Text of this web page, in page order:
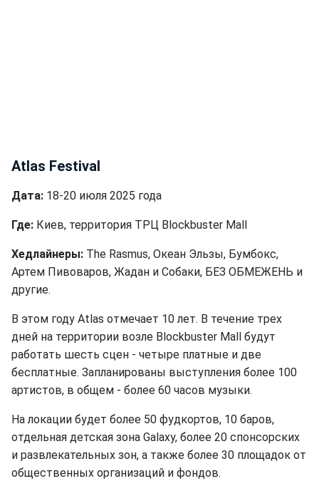
Atlas Festival
Дата: 18-20 июля 2025 года
Где: Киев, территория ТРЦ Blockbuster Mall
Хедлайнеры: The Rasmus, Океан Эльзы, Бумбокс,
Артем Пивоваров, Жадан и Собаки, БЕЗ ОБМЕЖЕНЬ и
другие.
В этом году Atlas отмечает 10 лет. В течение трех
дней на территории возле Blockbuster Mall будут
работать шесть сцен - четыре платные и две
бесплатные. Запланированы выступления более 100
артистов, в общем - более 60 часов музыки.
На локации будет более 50 фудкортов, 10 баров,
отдельная детская зона Galaxy, более 20 спонсорских
и развлекательных зон, а также более 30 площадок от
общественных организаций и фондов.